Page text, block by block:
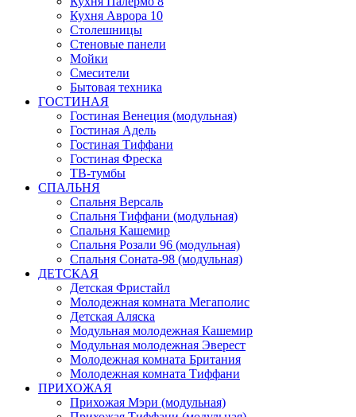
Кухня Аврора 10
Столешницы
Стеновые панели
Мойки
Смесители
Бытовая техника
ГОСТИНАЯ
Гостиная Венеция (модульная)
Гостиная Адель
Гостиная Тиффани
Гостиная Фреска
ТВ-тумбы
СПАЛЬНЯ
Спальня Версаль
Спальня Тиффани (модульная)
Спальня Кашемир
Спальня Розали 96 (модульная)
Спальня Соната-98 (модульная)
ДЕТСКАЯ
Детская Фристайл
Молодежная комната Мегаполис
Детская Аляска
Модульная молодежная Кашемир
Модульная молодежная Эверест
Молодежная комната Британия
Молодежная комната Тиффани
ПРИХОЖАЯ
Прихожая Мэри (модульная)